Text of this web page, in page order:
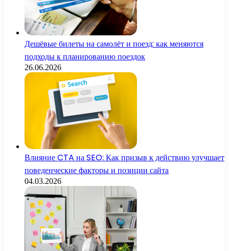
Дешёвые билеты на самолёт и поезд: как меняются
подходы к планированию поездок
26.06.2026
Влияние CTA на SEO: Как призыв к действию улучшает
поведенческие факторы и позиции сайта
04.03.2026